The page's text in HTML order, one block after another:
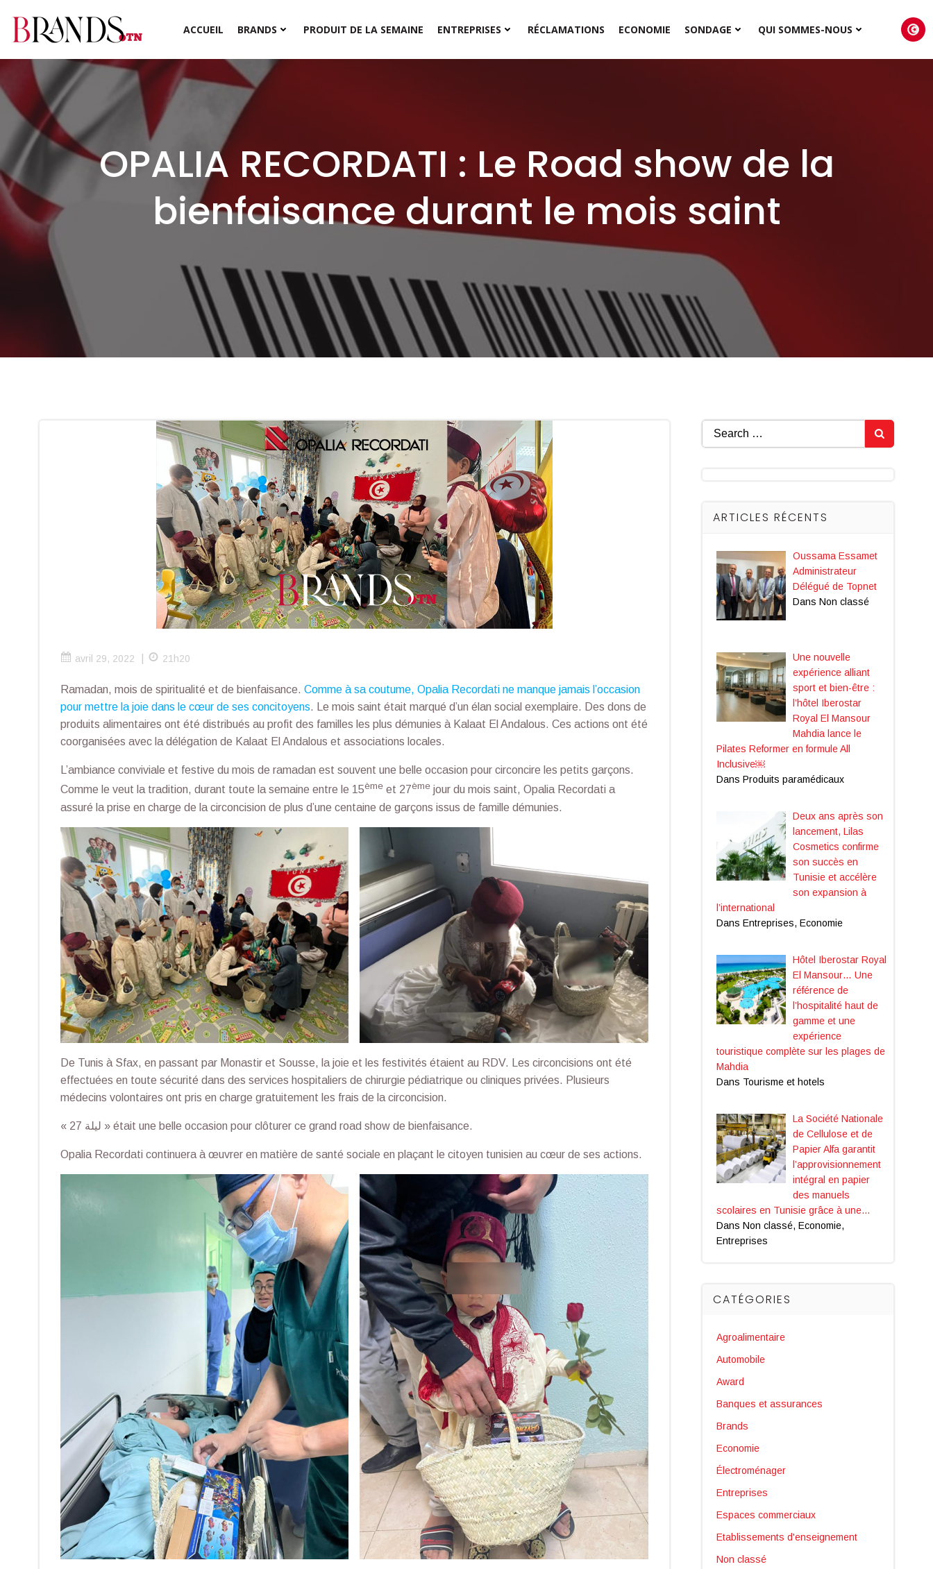
contenu
ACCUEIL BRANDS PRODUIT DE LA SEMAINE ENTREPRISES RÉCLAMATIONS ECONOMIE SONDAGE QUI SOMMES-NOUS
OPALIA RECORDATI : Le Road show de la
bienfaisance durant le mois saint
avril 29, 2022 21h20
Ramadan, mois de spiritualité et de bienfaisance. Comme à sa coutume, Opalia Recordati ne manque jamais l’occasion
pour mettre la joie dans le cœur de ses concitoyens. Le mois saint était marqué d’un élan social exemplaire. Des dons de
produits alimentaires ont été distribués au profit des familles les plus démunies à Kalaat El Andalous. Ces actions ont été
coorganisées avec la délégation de Kalaat El Andalous et associations locales.
L’ambiance conviviale et festive du mois de ramadan est souvent une belle occasion pour circoncire les petits garçons.
Comme le veut la tradition, durant toute la semaine entre le 15ème et 27ème jour du mois saint, Opalia Recordati a
assuré la prise en charge de la circoncision de plus d’une centaine de garçons issus de famille démunies.
De Tunis à Sfax, en passant par Monastir et Sousse, la joie et les festivités étaient au RDV. Les circoncisions ont été
effectuées en toute sécurité dans des services hospitaliers de chirurgie pédiatrique ou cliniques privées. Plusieurs
médecins volontaires ont pris en charge gratuitement les frais de la circoncision.
« ليلة 27 » était une belle occasion pour clôturer ce grand road show de bienfaisance.
Opalia Recordati continuera à œuvrer en matière de santé sociale en plaçant le citoyen tunisien au cœur de ses actions.
Search
for:
ARTICLES RÉCENTS
Oussama Essamet
Administrateur
Délégué de Topnet
Dans Non classé
Une nouvelle
expérience alliant
sport et bien-être :
l’hôtel Iberostar
Royal El Mansour
Mahdia lance le
Pilates Reformer en formule All
Inclusive￼
Dans Produits paramédicaux
Deux ans après son
lancement, Lilas
Cosmetics confirme
son succès en
Tunisie et accélère
son expansion à
l’international
Dans Entreprises, Economie
Hôtel Iberostar Royal
El Mansour… Une
référence de
l’hospitalité haut de
gamme et une
expérience
touristique complète sur les plages de
Mahdia
Dans Tourisme et hotels
La Société Nationale
de Cellulose et de
Papier Alfa garantit
l’approvisionnement
intégral en papier
des manuels
scolaires en Tunisie grâce à une…
Dans Non classé, Economie,
Entreprises
CATÉGORIES
Agroalimentaire
Automobile
Award
Banques et assurances
Brands
Economie
Électroménager
Entreprises
Espaces commerciaux
Etablissements d'enseignement
Non classé